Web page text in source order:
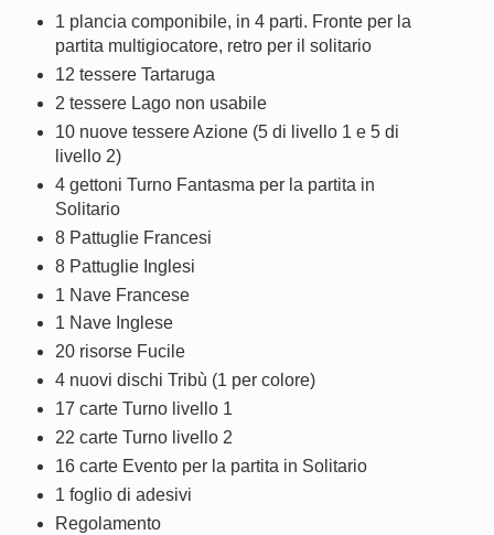
1 plancia componibile, in 4 parti. Fronte per la
partita multigiocatore, retro per il solitario
12 tessere Tartaruga
2 tessere Lago non usabile
10 nuove tessere Azione (5 di livello 1 e 5 di
livello 2)
4 gettoni Turno Fantasma per la partita in
Solitario
8 Pattuglie Francesi
8 Pattuglie Inglesi
1 Nave Francese
1 Nave Inglese
20 risorse Fucile
4 nuovi dischi Tribù (1 per colore)
17 carte Turno livello 1
22 carte Turno livello 2
16 carte Evento per la partita in Solitario
1 foglio di adesivi
Regolamento